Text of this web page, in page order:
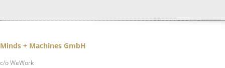
Minds + Machines GmbH
c/o WeWork